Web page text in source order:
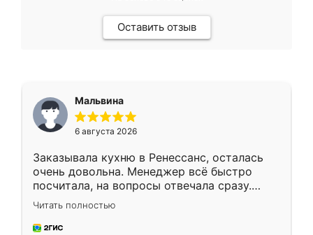
Оставить отзыв
Мальвина
6 августа 2026
Заказывала кухню в Ренессанс, осталась
очень довольна. Менеджер всё быстро
посчитала, на вопросы отвечала сразу.
Замерщик приехал в субботу, подошёл к
делу со всей ответственностью. Собрали
за день, ребята работали аккуратно, даже
Читать полностью